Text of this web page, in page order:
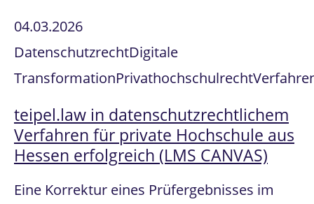
04.03.2026
DatenschutzrechtDigitale
TransformationPrivathochschulrecht
teipel.law in datenschutzrechtlichem
Verfahren für private Hochschule aus
Hessen erfolgreich (LMS CANVAS)
Eine Korrektur eines Prüfergebnisses im